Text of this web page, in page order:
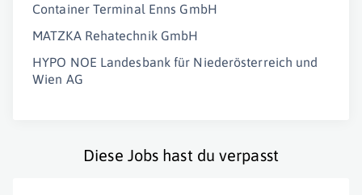
Container Terminal Enns GmbH
MATZKA Rehatechnik GmbH
HYPO NOE Landesbank für Niederösterreich und
Wien AG
Diese Jobs hast du verpasst